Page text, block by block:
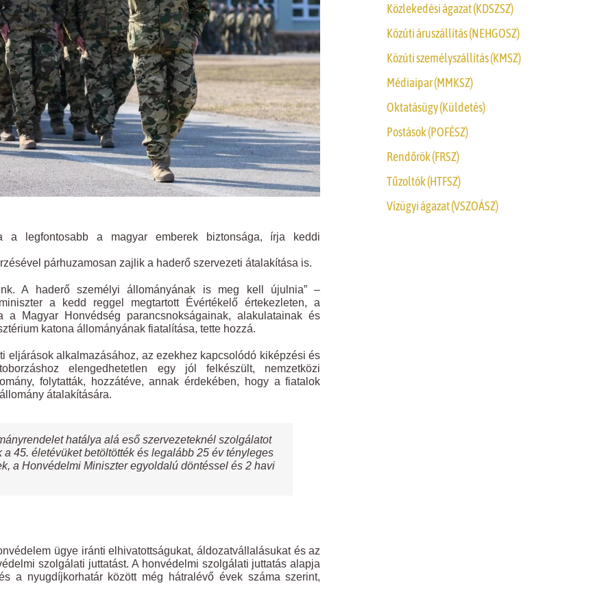
a legfontosabb a magyar emberek biztonsága, írja keddi
párhuzamosan zajlik a haderő szervezeti átalakítása is.
A haderő személyi állományának is meg kell újulnia” –
a kedd reggel megtartott Évértékelő értekezleten, a
Magyar Honvédség parancsnokságainak, alakulatainak és
katona állományának fiatalítása, tette hozzá.
eljárások alkalmazásához, az ezekhez kapcsolódó kiképzési és
elengedhetetlen egy jól felkészült, nemzetközi
folytatták, hozzátéve, annak érdekében, hogy a fiatalok
átalakítására.
hatálya alá eső szervezeteknél szolgálatot
45. életévüket betöltötték és legalább 25 év tényleges
a Honvédelmi Miniszter egyoldalú döntéssel és 2 havi
ügye iránti elhivatottságukat, áldozatvállalásukat és az
szolgálati juttatást. A honvédelmi szolgálati juttatás alapja
a nyugdíjkorhatár között még hátralévő évek száma szerint,
Közlekedési ágazat (KDSZSZ)
Közúti áruszállítás (NEHGOSZ)
Közúti személyszállítás (KMSZ)
Médiaipar (MMKSZ)
Oktatásügy (Küldetés)
Postások (POFÉSZ)
Rendőrök (FRSZ)
Tűzoltók (HTFSZ)
Vízügyi ágazat (VSZOÁSZ)